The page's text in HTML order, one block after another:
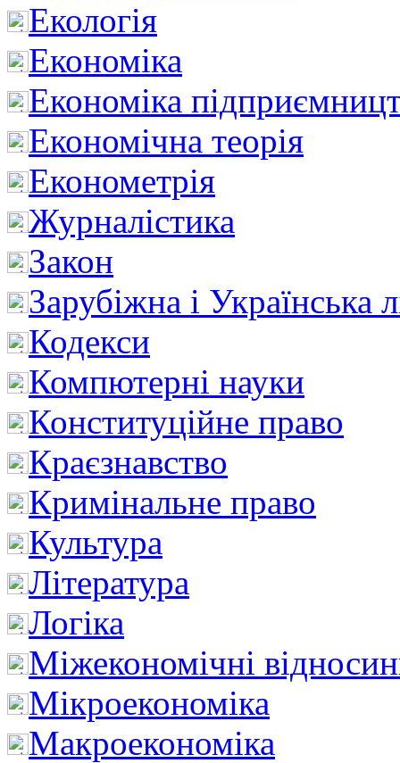
Екологія
Економіка
Економіка
Економічна теорія
Економетрія
Журналістика
Закон
Зарубіжна і Українська
Кодекси
Компютерні науки
Конституційне право
Краєзнавство
Кримінальне право
Культура
Література
Логіка
Міжекономічні
Мікроекономіка
Макроекономіка